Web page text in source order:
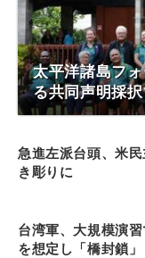
太平洋諸島フ
る共同声明採
急進左派台頭、米
き彫りに
台湾軍、大規模演
を想定し「橋封鎖」